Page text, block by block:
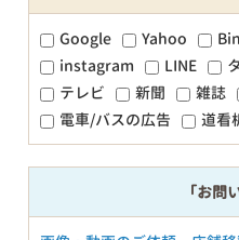
Google Yahoo
instagram
LINE
テレビ
新聞 雑誌
電車/バスの広告
道看
「お問